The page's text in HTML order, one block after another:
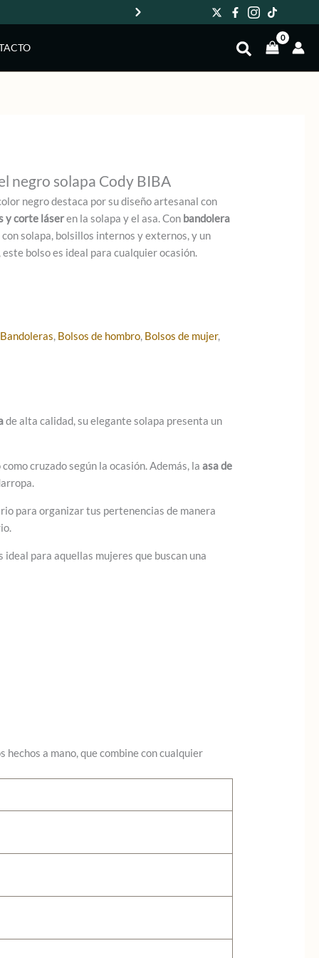
negro solapa Cody BIBA
negro destaca por su diseño artesanal con
y corte láseren la solapa y el asa. Con bandolera
solapa, bolsillos internos y externos, y un
bolso es ideal para cualquier ocasión.
Bandoleras, Bolsos de hombro, Bolsos de mujer,
de alta calidad, su elegante solapa presenta un
cruzado según la ocasión. Además, laasa de
para organizar tus pertenencias de manera
ideal para aquellas mujeres que buscan una
a mano, que combine con cualquier